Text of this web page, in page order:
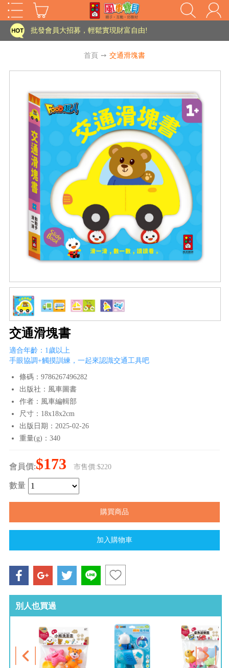
家長樂了!「風車書版集團暨FOOD超人企業總部」目前正興建中!
批發會員大招募，輕鬆實現財富自由!
老師您好!!幼教會員火熱招募中~
海外購物免煩惱！點我查看『海外購物流程說明』
批發會員大招募，輕鬆實現財富自由!
老師您好!!幼教會員火熱招募中~
海外購物免煩惱！點我查看『海外購物流程說明』
首頁 ➙ 交通滑塊書
交通滑塊書
適合年齡：1歲以上
手眼協調+觸摸訓練，一起來認識交通工具吧
條碼：9786267496282
出版社：風車圖書
作者：風車編輯部
尺寸：18x18x2cm
出版日期：2025-02-26
重量(g)：340
會員價:$173 市售價:$220
數量
別人也買過